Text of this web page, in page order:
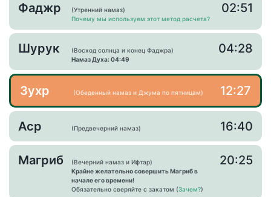
Фаджр
(Утренний намаз)
Почему мы используем этот метод расчета?
02:51
Шурук
(Восход солнца и конец Фаджра)
Намаз Духа: 04:49
04:28
Зухр (Обеденный намаз и Джума по пятницам) 12:27
Аср (Предвечерний намаз) 16:40
Магриб
(Вечерний намаз и Ифтар)
Крайне желательно совершить Магриб в
начале его времени!
Обязательно сверяйте с закатом (Зачем?)
20:25